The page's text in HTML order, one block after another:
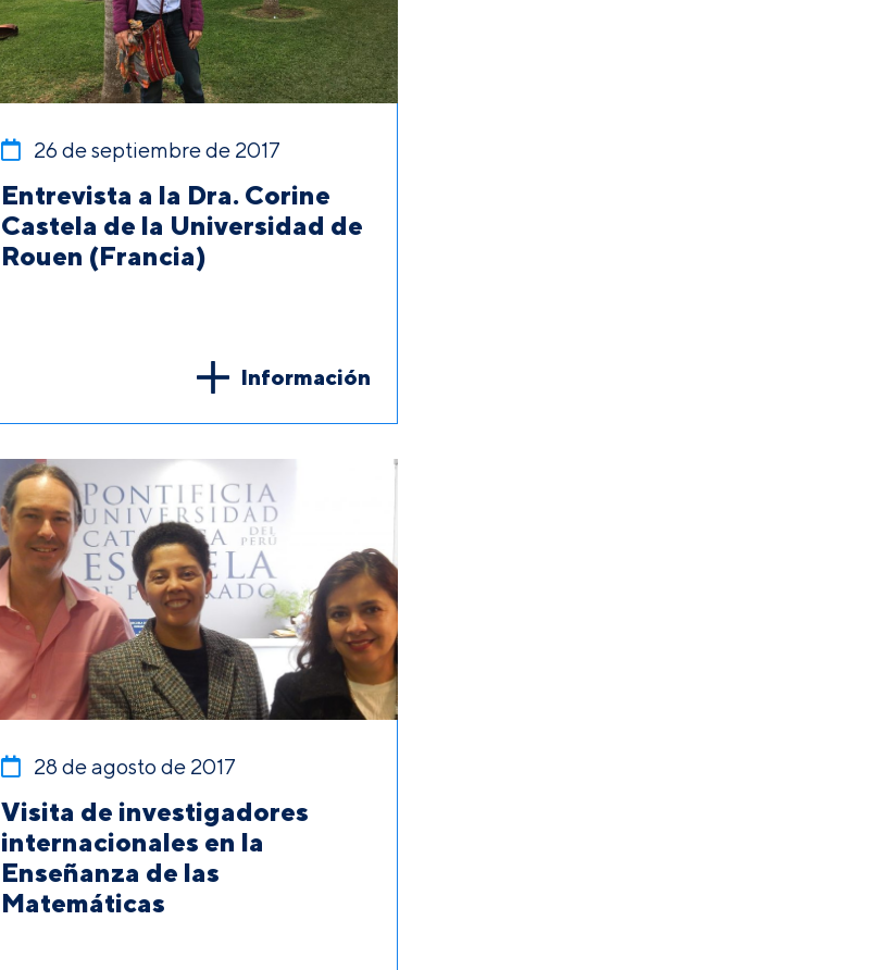
26 de septiembre de 2017
Entrevista a la Dra. Corine
Castela de la Universidad de
Rouen (Francia)
Información
28 de agosto de 2017
Visita de investigadores
internacionales en la
Enseñanza de las
Matemáticas